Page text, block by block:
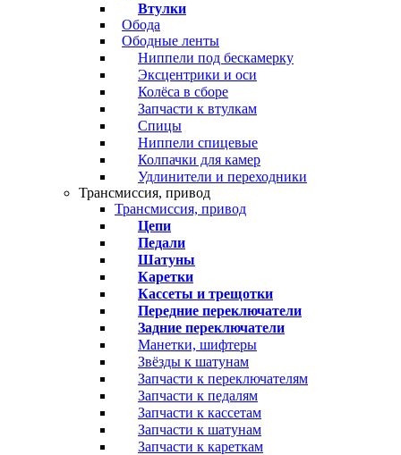
Втулки
Обода
Ободные ленты
Ниппели под бескамерку
Эксцентрики и оси
Колёса в сборе
Запчасти к втулкам
Спицы
Ниппели спицевые
Колпачки для камер
Удлинители и переходники
Трансмиссия, привод
Трансмиссия, привод
Цепи
Педали
Шатуны
Каретки
Кассеты и трещотки
Передние переключатели
Задние переключатели
Манетки, шифтеры
Звёзды к шатунам
Запчасти к переключателям
Запчасти к педалям
Запчасти к кассетам
Запчасти к шатунам
Запчасти к кареткам